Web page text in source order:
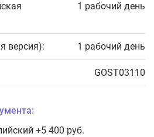
1 рабочий день
версия): 1 рабочий день
GOST03110
+5 400 руб.